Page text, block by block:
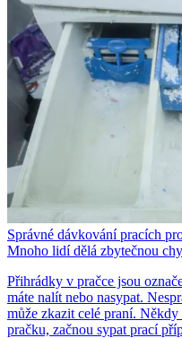
Správné dávkování pracích
Mnoho lidí dělá zbytečnou
Přihrádky v pračce jsou
máte nalít nebo nasypat.
může zkazit celé praní.
pračku, začnou sypat prací